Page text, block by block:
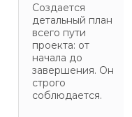
Создается
детальный план
всего пути
проекта: от
начала до
завершения. Он
строго
соблюдается.